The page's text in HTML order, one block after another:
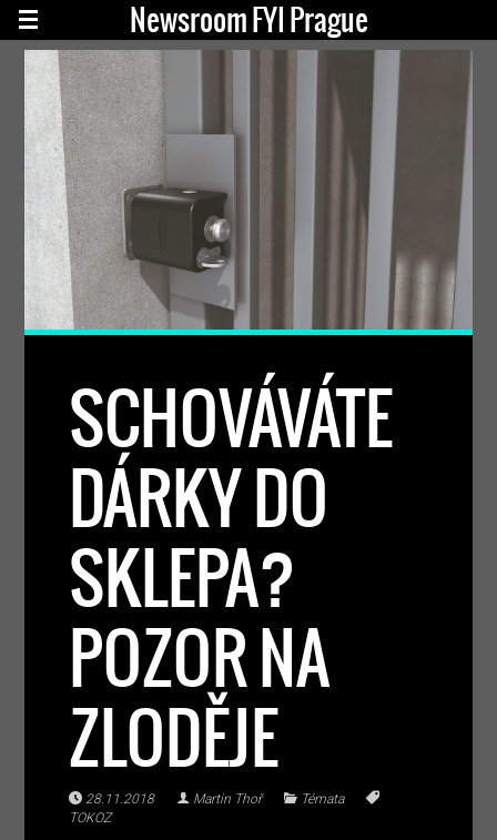
Newsroom FYI Prague
SCHOVÁVÁTE
DÁRKY DO
SKLEPA?
POZOR NA
ZLODĚJE
28.11.2018 Martin Thoř
Témata
TOKOZ